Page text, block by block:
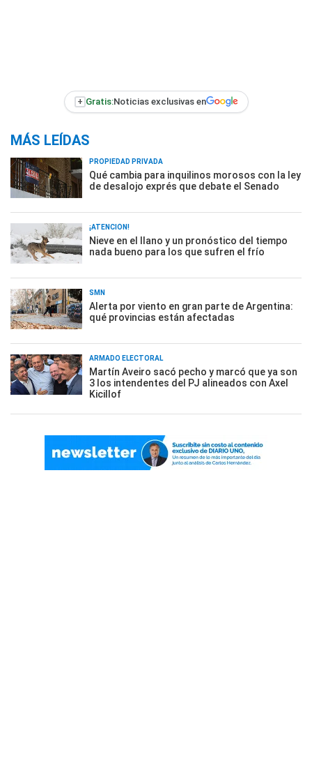
+ Gratis:Noticias exclusivas en
MÁS LEÍDAS
PROPIEDAD PRIVADA
Qué cambia para inquilinos morosos con la ley
de desalojo exprés que debate el Senado
¡ATENCIÓN!
Nieve en el llano y un pronóstico del tiempo
nada bueno para los que sufren el frío
SMN
Alerta por viento en gran parte de Argentina:
qué provincias están afectadas
ARMADO ELECTORAL
Martín Aveiro sacó pecho y marcó que ya son
3 los intendentes del PJ alineados con Axel
Kicillof